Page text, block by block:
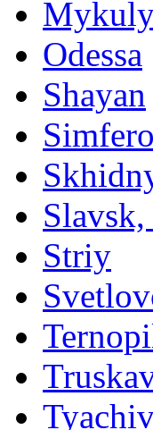
Odessa
Shayan
Striy